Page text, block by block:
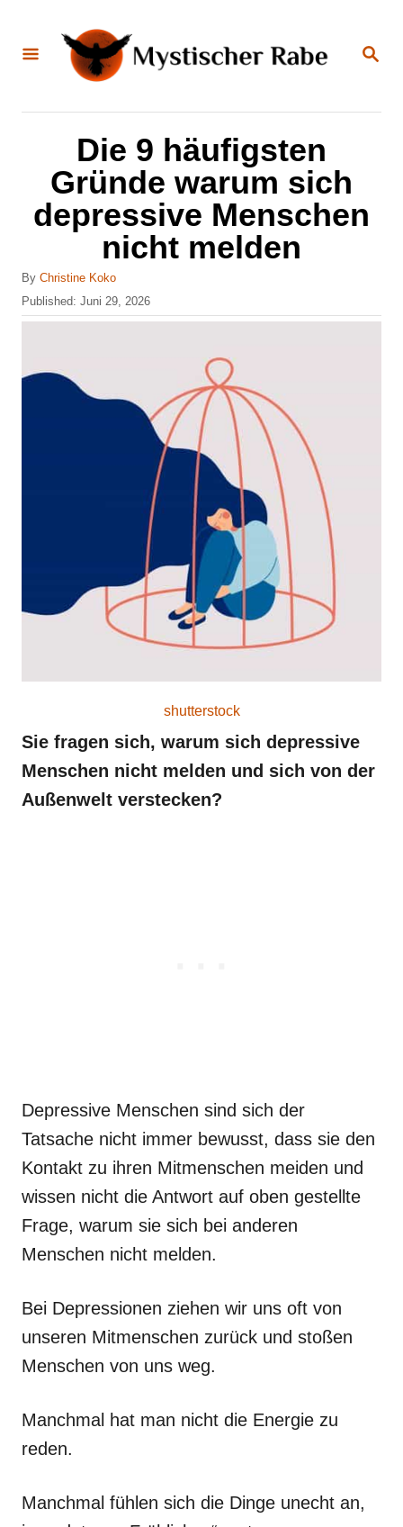
S
E
Die 9 häufigsten
Gründe warum sich
depressive Menschen
nicht melden
By A
u
t
r
Christine Koko
P
o
e
Published: Juni 29, 2026
shutterstock
Sie fragen sich, warum sich depressive
Menschen nicht melden und sich von der
Außenwelt verstecken?
Depressive Menschen sind sich der
Tatsache nicht immer bewusst, dass sie den
Kontakt zu ihren Mitmenschen meiden und
wissen nicht die Antwort auf oben gestellte
Frage, warum sie sich bei anderen
Menschen nicht melden.
Bei Depressionen ziehen wir uns oft von
unseren Mitmenschen zurück und stoßen
Menschen von uns weg.
Manchmal hat man nicht die Energie zu
reden.
Manchmal fühlen sich die Dinge unecht an,